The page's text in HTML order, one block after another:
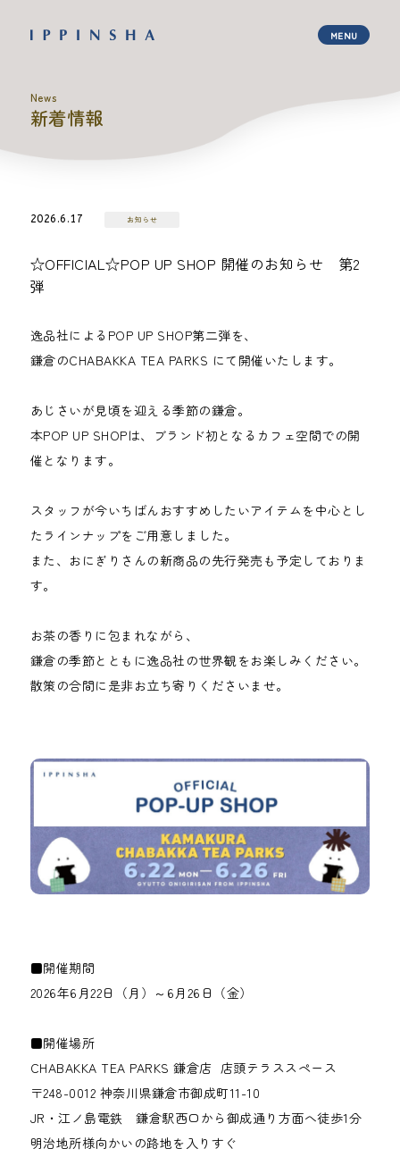
News
新着情報
2026.6.17 お知らせ
☆OFFICIAL☆POP UP SHOP 開催のお知らせ 第2
弾
逸品社によるPOP UP SHOP第二弾を、
鎌倉のCHABAKKA TEA PARKS にて開催いたします。
あじさいが見頃を迎える季節の鎌倉。
本POP UP SHOPは、ブランド初となるカフェ空間での開
催となります。
スタッフが今いちばんおすすめしたいアイテムを中心とし
たラインナップをご用意しました。
また、おにぎりさんの新商品の先行発売も予定しておりま
す。
お茶の香りに包まれながら、
鎌倉の季節とともに逸品社の世界観をお楽しみください。
散策の合間に是非お立ち寄りくださいませ。
■開催期間
2026年6月22日（月）～6月26日（金）
■開催場所
CHABAKKA TEA PARKS 鎌倉店 店頭テラススペース
〒248-0012 神奈川県鎌倉市御成町11-10
JR・江ノ島電鉄 鎌倉駅西口から御成通り方面へ徒歩1分
明治地所様向かいの路地を入りすぐ